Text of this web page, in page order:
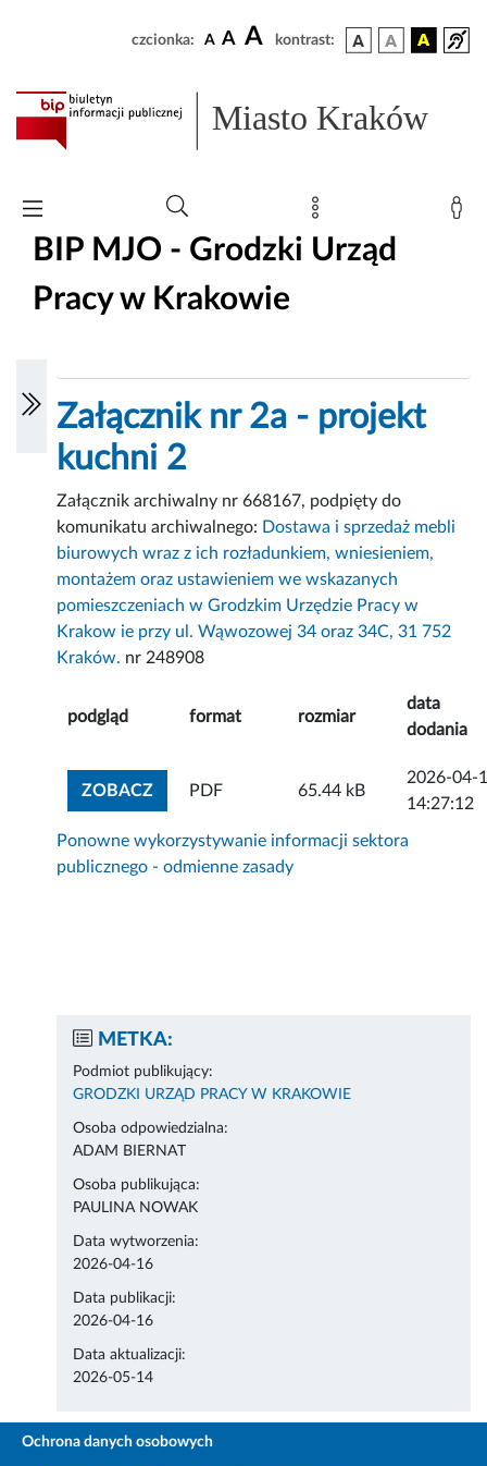
czcionka: A A A kontrast:
Miasto Kraków
BIP MJO - Grodzki Urząd
Pracy w Krakowie
Załącznik nr 2a - projekt
kuchni 2
Załącznik archiwalny nr 668167, podpięty do
komunikatu archiwalnego: Dostawa i sprzedaż mebli
biurowych wraz z ich rozładunkiem, wniesieniem,
montażem oraz ustawieniem we wskazanych
pomieszczeniach w Grodzkim Urzędzie Pracy w
Krakow ie przy ul. Wąwozowej 34 oraz 34C, 31 752
Kraków. nr 248908
podgląd format rozmiar
data
dodania
ZOBACZZOBACZ ZAŁĄCZNIK
PDF 65.44 kB
2026-04-
14:27:12
Ponowne wykorzystywanie informacji sektora
publicznego - odmienne zasady
METKA:
Podmiot publikujący:
GRODZKI URZĄD PRACY W KRAKOWIE
Osoba odpowiedzialna:
ADAM BIERNAT
Osoba publikująca:
PAULINA NOWAK
Data wytworzenia:
2026-04-16
Data publikacji:
2026-04-16
Data aktualizacji:
2026-05-14
Ochrona danych osobowych